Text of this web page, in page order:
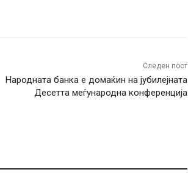
Следен пост
Народната банка е домаќин на јубилејната
Десетта меѓународна конференција